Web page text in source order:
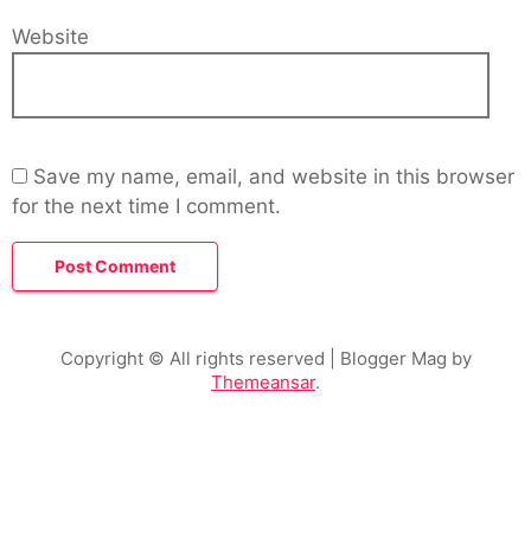
Website
Save my name, email, and website in this browser
for the next time I comment.
Copyright © All rights reserved | Blogger Mag by
Themeansar.